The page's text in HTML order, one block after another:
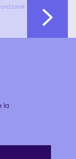
Jonak
la